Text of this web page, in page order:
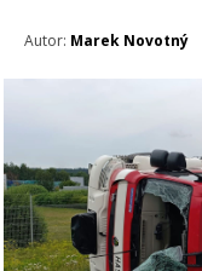
Autor: Marek Novotný